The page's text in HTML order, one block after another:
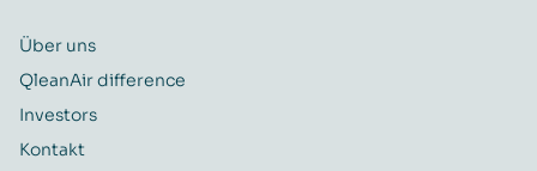
Über uns
QleanAir difference
Investors
Kontakt